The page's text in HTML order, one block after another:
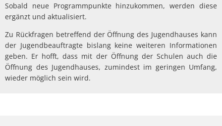
Sobald neue Programmpunkte hinzukommen, werden diese
ergänzt und aktualisiert.
Zu Rückfragen betreffend der Öffnung des Jugendhauses kann
der Jugendbeauftragte bislang keine weiteren Informationen
geben. Er hofft, dass mit der Öffnung der Schulen auch die
Öffnung des Jugendhauses, zumindest im geringen Umfang,
wieder möglich sein wird.